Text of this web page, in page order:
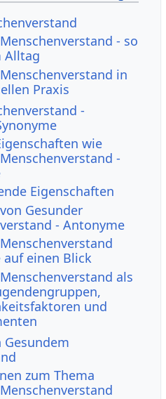
- so
Alltag
in
Praxis
-
wie
-
Eigenschaften
Gesunder
- Antonyme
einen Blick
als
und
zum Thema